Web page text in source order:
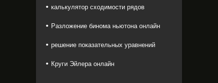
калькулятор сходимости рядов
Разложение бинома ньютона онлайн
решение показательных уравнений
Круги Эйлера онлайн